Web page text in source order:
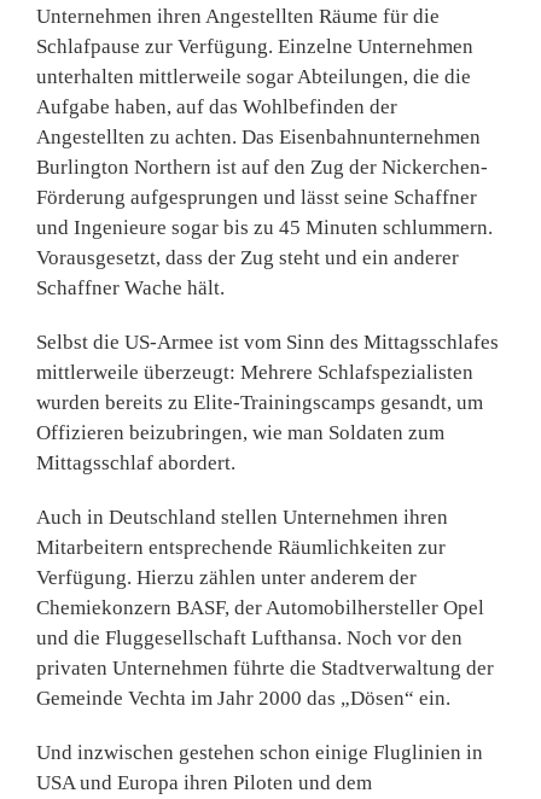
Unternehmen ihren Angestellten Räume für die
Schlafpause zur Verfügung. Einzelne Unterneh­men
unterhalten mittlerweile sogar Abteilungen, die die
Auf­gabe haben, auf das Wohlbefin­den der
Angestellten zu achten. Das Eisenbahnunternehmen
Burlington Northern ist auf den Zug der Nickerchen-
Förderung aufgesprungen und lässt seine Schaffner
und Ingenieure sogar bis zu 45 Minuten schlummern.
Vorausgesetzt, dass der Zug steht und ein anderer
Schaffner Wache hält.
Selbst die US-Armee ist vom Sinn des Mittagsschlafes
mitt­lerweile überzeugt: Mehrere Schlafspezialisten
wurden be­reits zu Elite-Trainingscamps gesandt, um
Offizieren beizu­bringen, wie man Soldaten zum
Mittagsschlaf abordert.
Auch in Deutschland stellen Unternehmen ihren
Mitarbeitern entsprechende Räumlichkeiten zur
Verfügung. Hierzu zählen unter anderem der
Chemiekonzern BASF, der Automobilhersteller Opel
und die Fluggesellschaft Lufthansa. Noch vor den
privaten Unternehmen führte die Stadtverwaltung der
Gemeinde Vechta im Jahr 2000 das „Dösen“ ein.
Und inzwischen gestehen schon einige Fluglinien in
USA und Europa ihren Piloten und dem